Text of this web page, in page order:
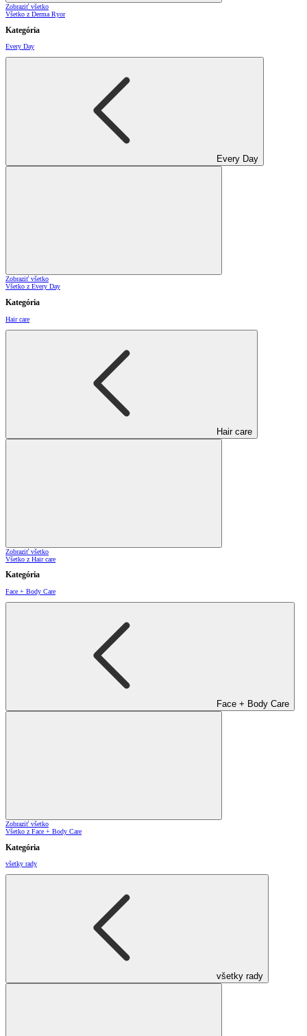
Zobraziť všetko
Všetko z Derma Ryor
Kategória
Every Day
Every Day
Zobraziť všetko
Všetko z Every Day
Kategória
Hair care
Hair care
Zobraziť všetko
Všetko z Hair care
Kategória
Face + Body Care
Face + Body Care
Zobraziť všetko
Všetko z Face + Body Care
Kategória
všetky rady
všetky rady